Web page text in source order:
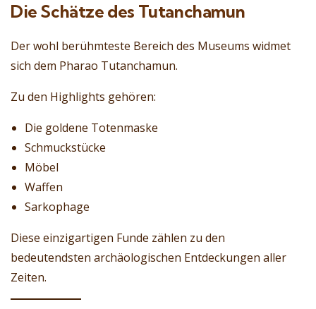
Die Schätze des Tutanchamun
Der wohl berühmteste Bereich des Museums widmet
sich dem Pharao Tutanchamun.
Zu den Highlights gehören:
Die goldene Totenmaske
Schmuckstücke
Möbel
Waffen
Sarkophage
Diese einzigartigen Funde zählen zu den
bedeutendsten archäologischen Entdeckungen aller
Zeiten.